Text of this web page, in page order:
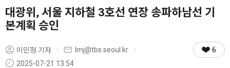
대광위, 서울 지하철 3호선 연장 송파하남선 기
본계획 승인
이민정 기자
lmj@tbs.seoul.kr
2025-07-21 13:54
6